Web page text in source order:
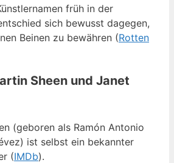
früh in der
sich bewusst dagegen,
Beinen zu bewähren (Rotten
Sheen und Janet
(geboren als Ramón Antonio
ist selbst ein bekannter
(IMDb).